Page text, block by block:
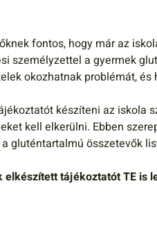
fontos, hogy már az
személyzettel a gyermek
okozhatnak problémát, és
készíteni az iskola
kell elkerülni. Ebben
gluténtartalmú összetevők
elkészített tájékoztatót TE is